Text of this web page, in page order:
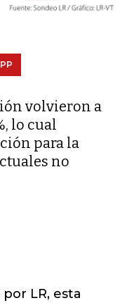
volvieron a
lo cual
para la
no
LR, esta